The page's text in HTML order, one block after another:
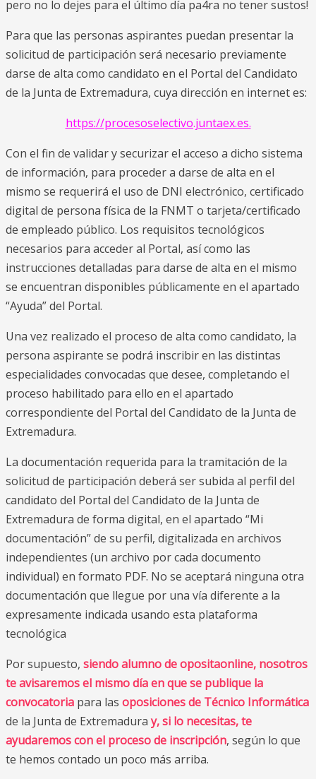
pero no lo dejes para el último día pa4ra no tener sustos!
Para que las personas aspirantes puedan presentar la
solicitud de participación será necesario previamente
darse de alta como candidato en el Portal del Candidato
de la Junta de Extremadura, cuya dirección en internet es:
https://procesoselectivo.juntaex.es.
Con el fin de validar y securizar el acceso a dicho sistema
de información, para proceder a darse de alta en el
mismo se requerirá el uso de DNI electrónico, certificado
digital de persona física de la FNMT o tarjeta/certificado
de empleado público. Los requisitos tecnológicos
necesarios para acceder al Portal, así como las
instrucciones detalladas para darse de alta en el mismo
se encuentran disponibles públicamente en el apartado
“Ayuda” del Portal.
Una vez realizado el proceso de alta como candidato, la
persona aspirante se podrá inscribir en las distintas
especialidades convocadas que desee, completando el
proceso habilitado para ello en el apartado
correspondiente del Portal del Candidato de la Junta de
Extremadura.
La documentación requerida para la tramitación de la
solicitud de participación deberá ser subida al perfil del
candidato del Portal del Candidato de la Junta de
Extremadura de forma digital, en el apartado “Mi
documentación” de su perfil, digitalizada en archivos
independientes (un archivo por cada documento
individual) en formato PDF. No se aceptará ninguna otra
documentación que llegue por una vía diferente a la
expresamente indicada usando esta plataforma
tecnológica
Por supuesto, siendo alumno de opositaonline, nosotros
te avisaremos el mismo día en que se publique la
convocatoria para las oposiciones de Técnico Informática
de la Junta de Extremadura y, si lo necesitas, te
ayudaremos con el proceso de inscripción, según lo que
te hemos contado un poco más arriba.